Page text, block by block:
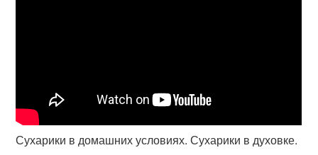
Сухарики в домашних условиях. Сухарики в духовке.